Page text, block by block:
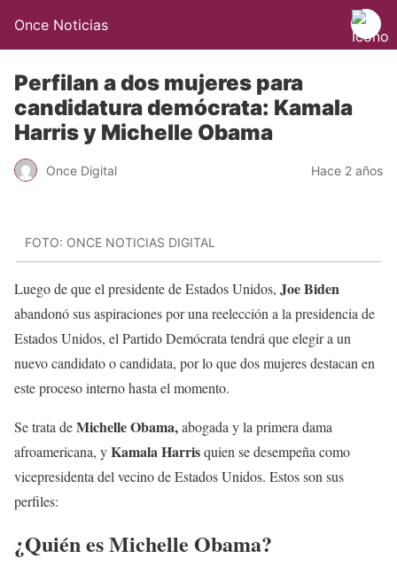
Once Noticias
Perfilan a dos mujeres para
candidatura demócrata: Kamala
Harris y Michelle Obama
Once Digital Hace 2 años
FOTO: ONCE NOTICIAS DIGITAL
Luego de que el presidente de Estados Unidos, Joe Biden
abandonó sus aspiraciones por una reelección a la presidencia de
Estados Unidos, el Partido Demócrata tendrá que elegir a un
nuevo candidato o candidata, por lo que dos mujeres destacan en
este proceso interno hasta el momento.
Se trata deMichelle Obama,abogada y la primera dama
afroamericana, yKamala Harrisquien se desempeña como
vicepresidenta del vecino de Estados Unidos. Estos son sus
perfiles:
¿Quién es Michelle Obama?